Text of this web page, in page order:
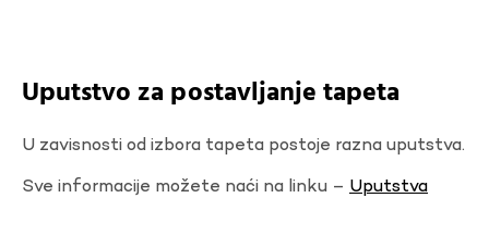
Uputstvo za postavljanje tapeta
U zavisnosti od izbora tapeta postoje razna uputstva.
Sve informacije možete naći na linku – Uputstva